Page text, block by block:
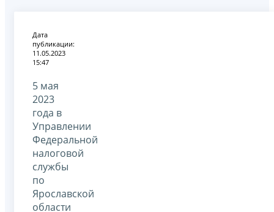
Дата
публикации:
11.05.2023
15:47
5 мая
2023
года в
Управлении
Федеральной
налоговой
службы
по
Ярославской
области